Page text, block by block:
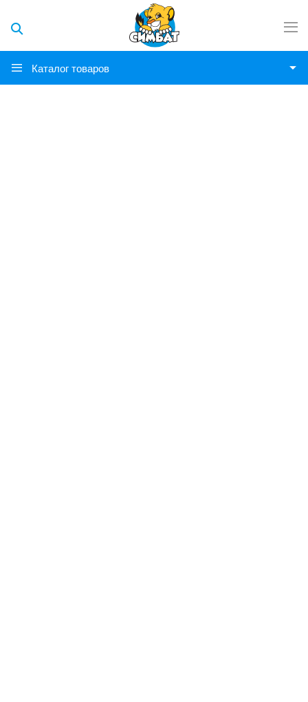
Каталог товаров